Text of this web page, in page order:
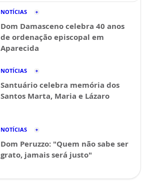
NOTÍCIAS
Dom Damasceno celebra 40 anos
de ordenação episcopal em
Aparecida
NOTÍCIAS
Santuário celebra memória dos
Santos Marta, Maria e Lázaro
NOTÍCIAS
Dom Peruzzo: "Quem não sabe ser
grato, jamais será justo"